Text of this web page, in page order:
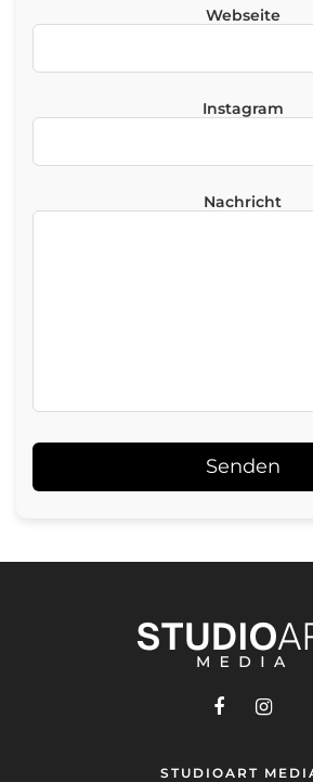
Webseite
Instagram
Nachricht
STUDIOART